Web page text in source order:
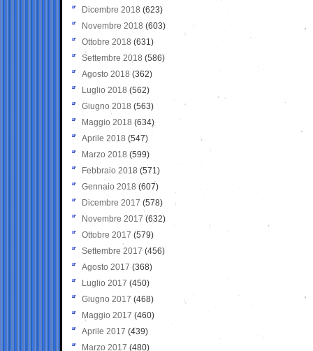
Dicembre 2018 (623)
Novembre 2018 (603)
Ottobre 2018 (631)
Settembre 2018 (586)
Agosto 2018 (362)
Luglio 2018 (562)
Giugno 2018 (563)
Maggio 2018 (634)
Aprile 2018 (547)
Marzo 2018 (599)
Febbraio 2018 (571)
Gennaio 2018 (607)
Dicembre 2017 (578)
Novembre 2017 (632)
Ottobre 2017 (579)
Settembre 2017 (456)
Agosto 2017 (368)
Luglio 2017 (450)
Giugno 2017 (468)
Maggio 2017 (460)
Aprile 2017 (439)
Marzo 2017 (480)